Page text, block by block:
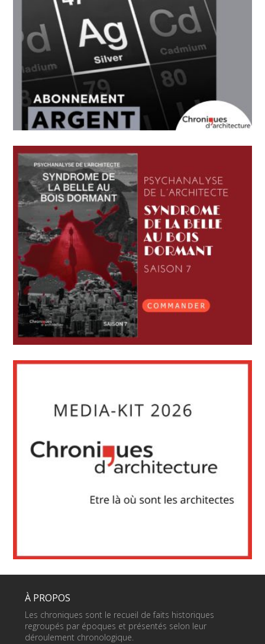
À PROPOS
Les chroniques sont le recueil de faits historiques
regroupés par époques et présentés selon leur
déroulement chronologique.